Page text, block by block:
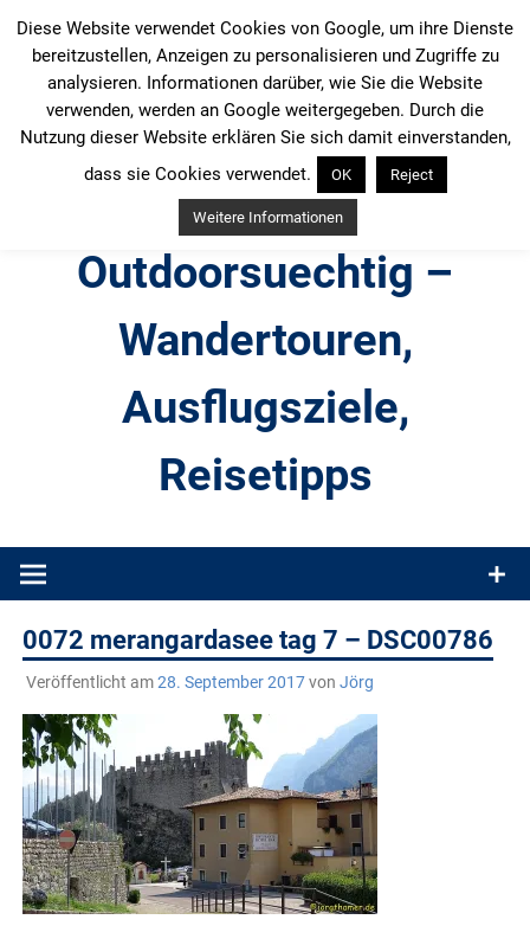
Inhalt
springen
Outdoorsuechtig –
Wandertouren,
Ausflugsziele,
Reisetipps
Produkttests und Buchrezensionen. Ein Blog für alle, die gern
0072 merangardasee tag 7 – DSC00786
Veröffentlicht am28. September 2017von Jörg
Diese Website verwendet Cookies von Google, um ihre Dienste
bereitzustellen, Anzeigen zu personalisieren und Zugriffe zu
analysieren. Informationen darüber, wie Sie die Website
verwenden, werden an Google weitergegeben. Durch die
Nutzung dieser Website erklären Sie sich damit einverstanden,
dass sie Cookies verwendet.
OK Reject
Weitere Informationen